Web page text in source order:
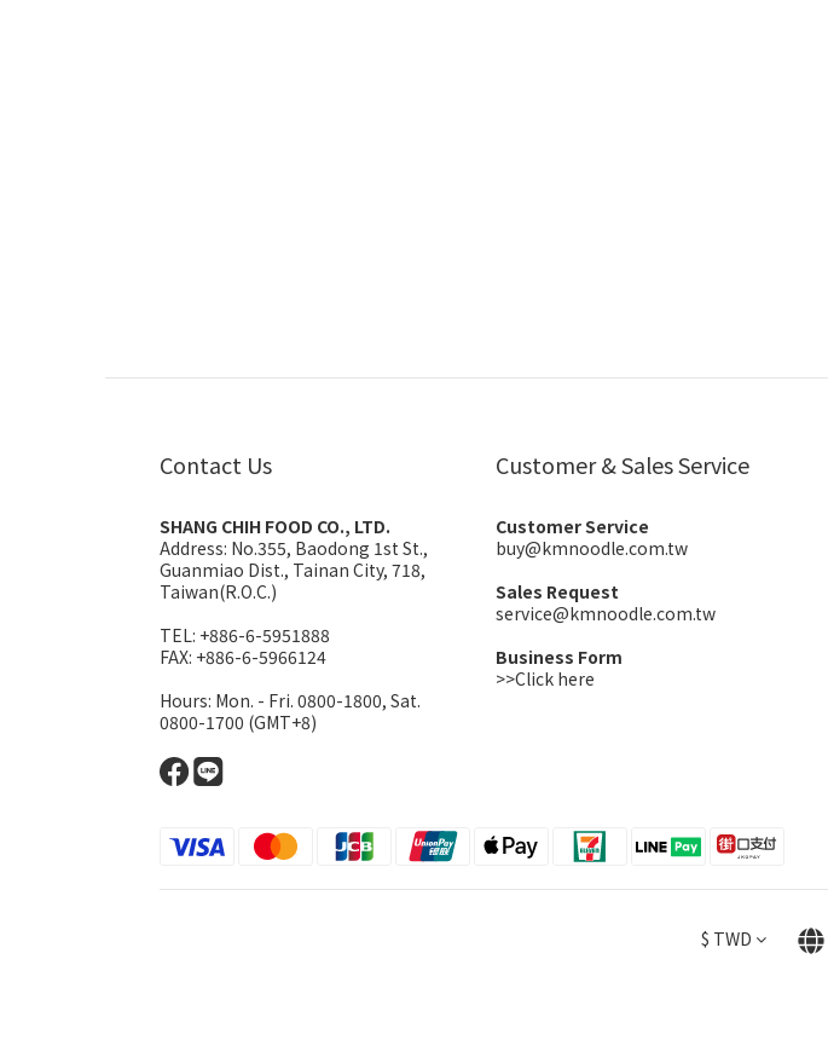
Contact Us
SHANG CHIH FOOD CO., LTD.
Address: No.355, Baodong 1st St.,
Guanmiao Dist., Tainan City, 718,
Taiwan(R.O.C.)
TEL: +886-6-5951888
FAX: +886-6-5966124
Hours: Mon. - Fri. 0800-1800, Sat.
0800-1700 (GMT+8)
Customer & Sales Service
Customer Service
buy@kmnoodle.com.tw
Sales Request
service@kmnoodle.com.tw
Business Form
>>Click here
$ TWD